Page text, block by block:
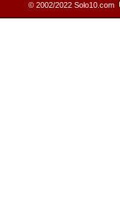
© 2002/2022 Solo10.com